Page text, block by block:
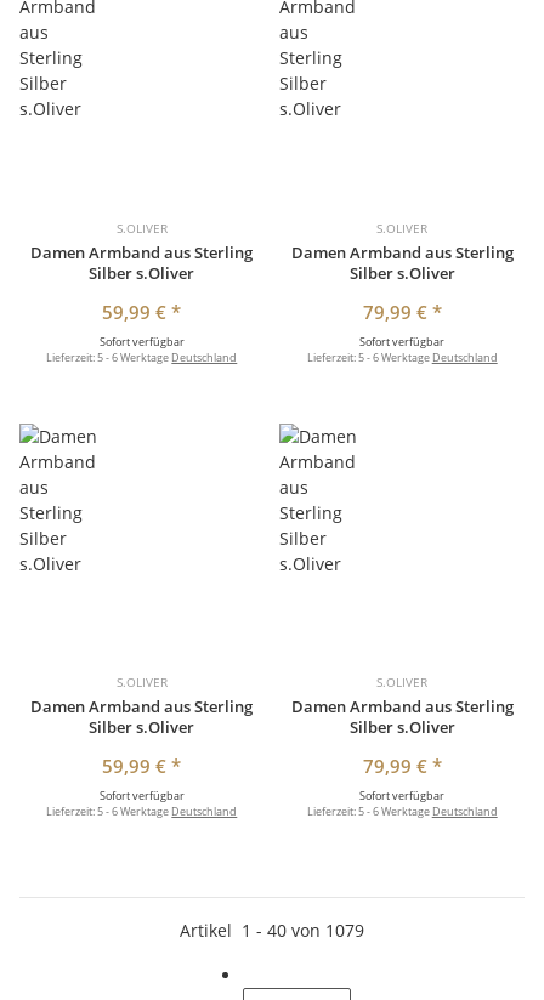
S.OLIVER
Damen Armband aus Sterling
Silber s.Oliver
59,99 €*
Sofort verfügbar
Lieferzeit:5 - 6 Werktage Deutschland
S.OLIVER
Damen Armband aus Sterling
Silber s.Oliver
79,99 € *
Sofort verfügbar
Lieferzeit:5 - 6 Werktage Deutschland
S.OLIVER
Damen Armband aus Sterling
Silber s.Oliver
59,99 €*
Sofort verfügbar
Lieferzeit:5 - 6 Werktage Deutschland
S.OLIVER
Damen Armband aus Sterling
Silber s.Oliver
79,99 € *
Sofort verfügbar
Lieferzeit:5 - 6 Werktage Deutschland
Artikel 1 - 40 von 1079